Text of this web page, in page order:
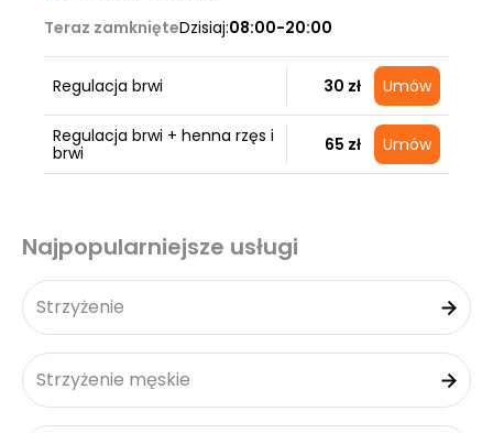
Teraz zamknięteDzisiaj:08:00-20:00
Regulacja brwi 30 zł Umów
Regulacja brwi + henna rzęs i
brwi
65 zł Umów
Najpopularniejsze usługi
Strzyżenie
Strzyżenie męskie